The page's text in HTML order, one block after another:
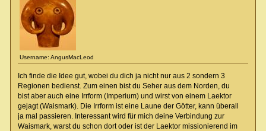
Username: AngusMacLeod
Ich finde die Idee gut, wobei du dich ja nicht nur aus 2 sondern 3
Regionen bedienst. Zum einen bist du Seher aus dem Norden, du
bist aber auch eine Irrform (Imperium) und wirst von einem Laektor
gejagt (Waismark). Die Irrform ist eine Laune der Götter, kann überall
ja mal passieren. Interessant wird für mich deine Verbindung zur
Waismark, warst du schon dort oder ist der Laektor missionierend im